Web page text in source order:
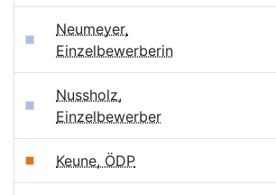
Neumeyer,
Einzelbewerberin
Nussholz,
Einzelbewerber
Keune, ÖDP